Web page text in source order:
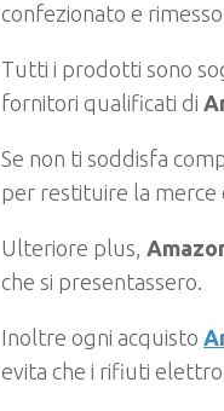
confezionato e
Tutti i prodotti sono
fornitori qualificati di
Se non ti soddisfa
per restituire la merce
Ulteriore plus,
che si presentassero.
Inoltre ogni acquisto
evita che i rifiuti